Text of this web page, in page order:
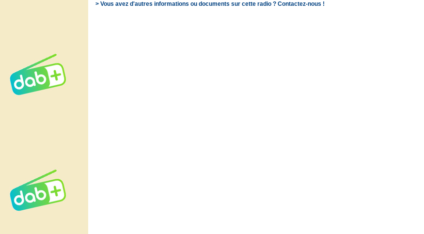
> Vous avez d'autres informations ou documents sur cette radio ? Contactez-nous !